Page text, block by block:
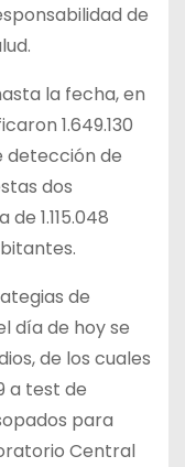
de
la fecha, en
1.649.130
detección de
dos
1.115.048
de
día de hoy se
de los cuales
a test de
para
Central